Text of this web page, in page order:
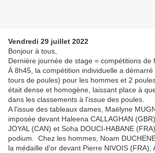
Vendredi 29 juillet 2022
Bonjour à tous,
Dernière journée de stage = compétitions de
À 8h45, la compétition individuelle a
tours de poules) pour les hommes et 2
était dense et homogène, laissant place à
dans les classements à l'issue des poules.
A l'issue des tableaux dames, Maëlyne
imposée devant Haleena CALLAGHAN
JOYAL (CAN) et Soha DOUCI-HABANE
podium. Chez les hommes, Noam
la médaille d'or devant Pierre NIVOIS (FRA),